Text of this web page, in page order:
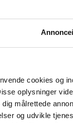
cookies og
oplysninger
målrettede
og udvikle